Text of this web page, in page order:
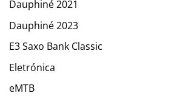
Dauphiné 2021
Dauphiné 2023
E3 Saxo Bank Classic
Eletrónica
eMTB